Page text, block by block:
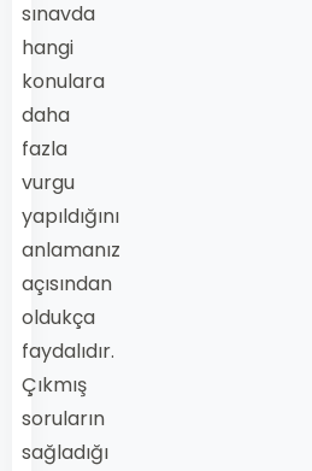
sınavda
hangi
konulara
daha
fazla
vurgu
yapıldığını
anlamanız
açısından
oldukça
faydalıdır.
Çıkmış
soruların
sağladığı